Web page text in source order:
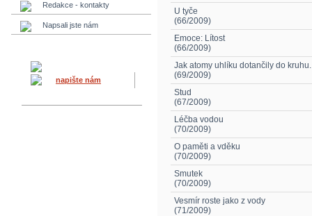
Redakce - kontakty
Napsali jste nám
napište nám
U tyče
(66/2009)
Emoce: Lítost
(66/2009)
Jak atomy uhlíku dotančily do kruhu.
(69/2009)
Stud
(67/2009)
Léčba vodou
(70/2009)
O paměti a vděku
(70/2009)
Smutek
(70/2009)
Vesmír roste jako z vody
(71/2009)